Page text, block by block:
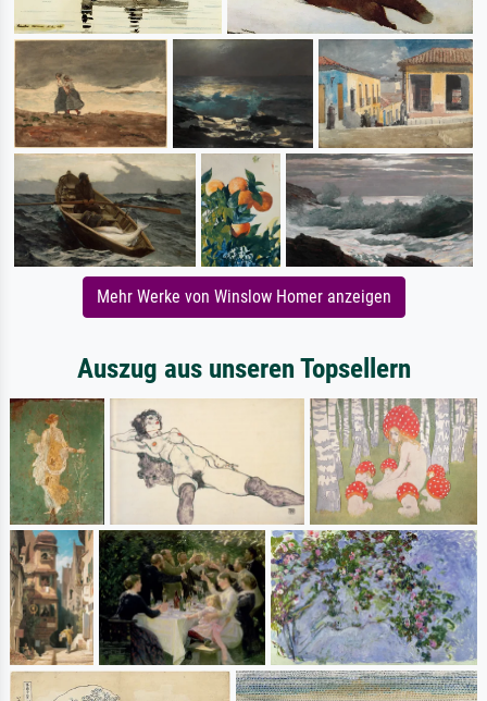
Mehr Werke von Winslow Homer anzeigen
Auszug aus unseren Topsellern